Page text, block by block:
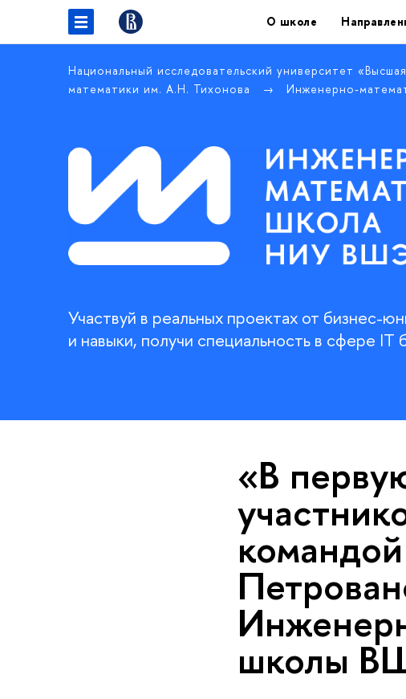
О школе
Национальный исследовательский университет
математики им. А.Н. Тихонова
Инженерно-
Участвуй в реальных проектах от бизнес-
и навыки, получи специальность в сфере IT
«В
школы